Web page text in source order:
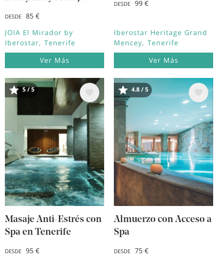
DESDE
85 €
JOIA El Mirador by
Iberostar
Tenerife
Ver Más
DESDE 99 €
Iberostar Heritage Grand
Mencey
Tenerife
Ver Más
Image
5 / 5
Masaje Anti-Estrés con
Spa en Tenerife
DESDE
95 €
Image
4.8 / 5
Almuerzo con Acceso a
Spa
DESDE
75 €